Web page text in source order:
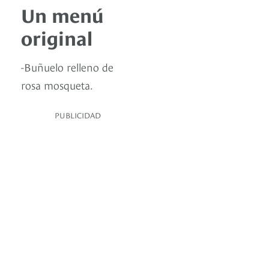
Un menú
original
-Buñuelo relleno de
rosa mosqueta.
PUBLICIDAD